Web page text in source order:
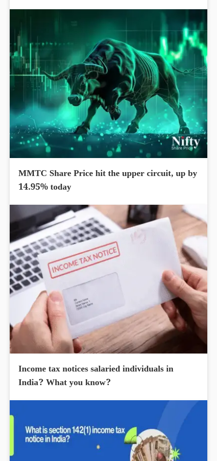
MMTC Share Price hit the upper circuit, up by
14.95% today
Income tax notices salaried individuals in
India? What you know?